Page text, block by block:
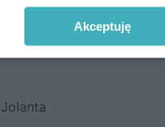
Akceptuję